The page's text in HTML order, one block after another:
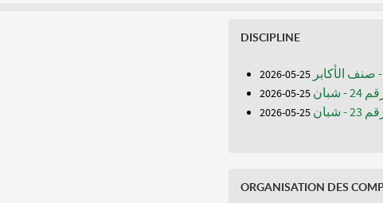
DISCIPLINE
25-05-2026
25-05-2026
25-05-2026
ORGANISATION DES